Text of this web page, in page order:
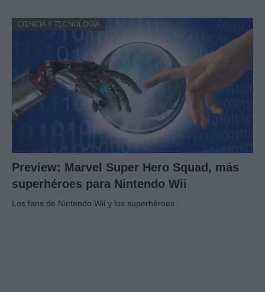
CIENCIA Y TECNOLOGÍA
Preview: Marvel Super Hero Squad, más
superhéroes para Nintendo Wii
Los fans de Nintendo Wii y los superhéroes…